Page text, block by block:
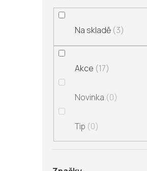
Na skladě 3
Akce 17
Novinka 0
Tip 0